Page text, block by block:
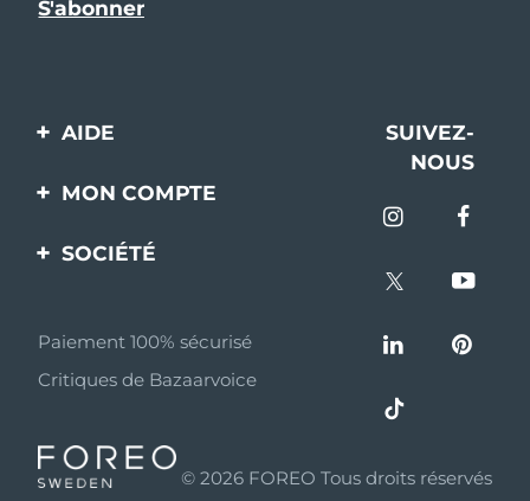
AIDE
Contactez-nous
livraisons
Questions et réponses
Informations sur la
SUIVEZ-
NOUS
MON COMPTE
Enregistrement produit
SOCIÉTÉ
Programme d’affiliation
Nouvelles d'affiliation
Partenaires
Paiement 100% sécurisé
Critiques de Bazaarvoice
© 2026 FOREO Tous droits réservés